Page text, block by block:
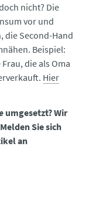
nicht? Die
vor und
die Second-Hand
Beispiel:
die als Oma
Hier
umgesetzt? Wir
Sie sich
an